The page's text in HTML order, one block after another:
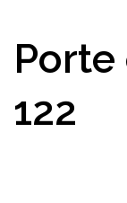
122